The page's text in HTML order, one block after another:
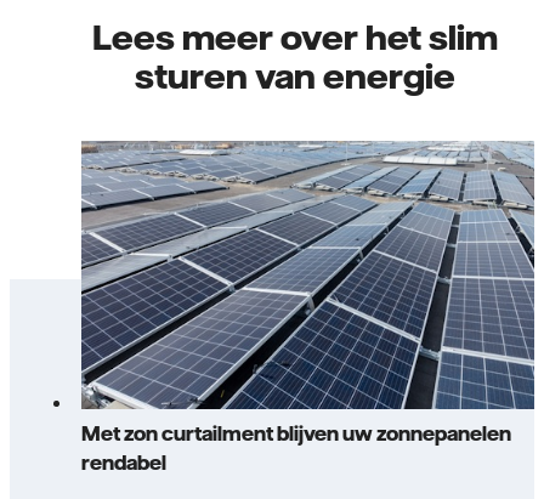
Lees meer over het slim
sturen van energie
Met zon curtailment blijven uw zonnepanelen
rendabel